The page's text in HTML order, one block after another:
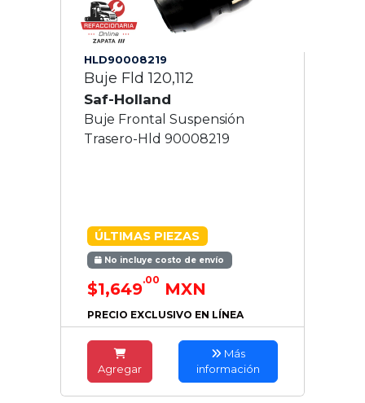
HLD90008219
Buje Fld 120,112
Saf-Holland
Buje Frontal Suspensión
Trasero-Hld 90008219
ÚLTIMAS PIEZAS
No incluye costo de envío
$1,649.00 MXN
PRECIO EXCLUSIVO EN LÍNEA
Agregar
Más
información